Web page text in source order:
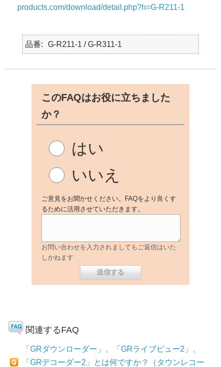
products.com/download/detail.php?h=G-R211-1
品番 G-R211-1 / G-R311-1
このFAQはお役に立ちました
か？
はい
いいえ
ご意見をお聞かせください。FAQをより良くす
るために活用させていただきます。
お問い合わせを入力されましてもご返信はいた
しかねます
関連するFAQ
「GRダウンローダー」、「GRライブビュー2」、
「GRデコーダー2」とは何ですか？（タウンレコー